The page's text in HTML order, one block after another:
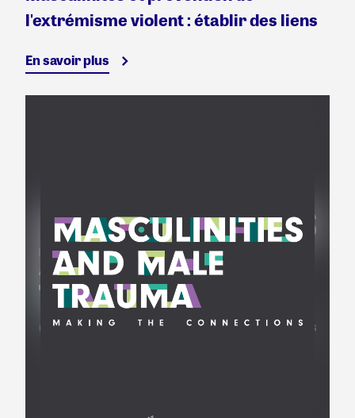
l'extrémisme violent : établir des liens
En savoir plus